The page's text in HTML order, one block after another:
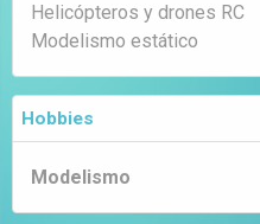
Helicópteros y drones RC
Modelismo estático
Hobbies
Modelismo